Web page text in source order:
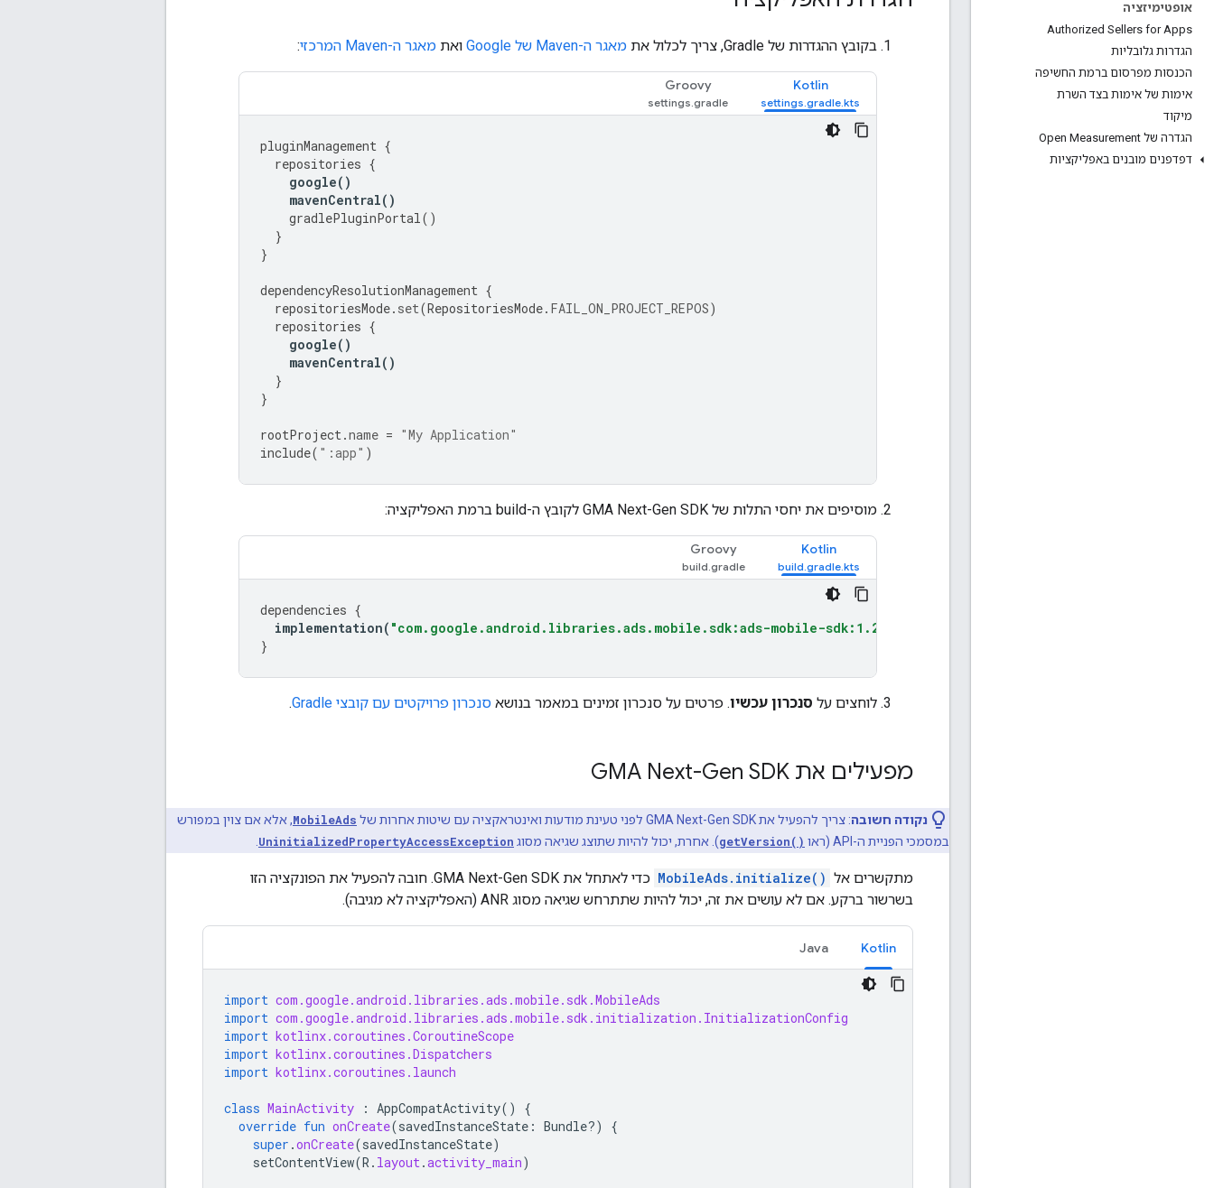
אופטימיזציה
Authorized Sellers for Apps
הגדרות גלובליות
הכנסות מפרסום ברמת החשיפה
אימות של אימות בצד השרת
מיקוד
הגדרה של Open Measurement
דפדפנים מובנים באפליקציות
בקובץ ההגדרות של Gradle, צריך לכלול את מאגר ה-Maven של Google ואת מאגר ה-Maven המרכזי :
Kotlin
Groovy
pluginManagement {
repositories {
google()
mavenCentral()
gradlePluginPortal()
}
}
dependencyResolutionManagement {
repositoriesMode. set(RepositoriesMode. FAIL_ON_PROJECT_REPOS)
repositories {
google()
mavenCentral()
}
}
rootProject.name = "My Application"
include( ":app" )
מוסיפים את יחסי התלות של GMA Next-Gen SDK לקובץ ה-build ברמת האפליקציה:
Kotlin
Groovy
dependencies {
implementation( "com.google.android.libraries.ads.mobile.sdk:ads-mobile-sdk:1.2.1"
}
לוחצים על סנכרון עכשיו. פרטים על סנכרון זמינים במאמר בנושא סנכרון פרויקטים עם קובצי Gradle .
מפעילים את GMA Next-Gen SDK
נקודה חשובה: צריך להפעיל אתGMA Next-Gen SDK לפני טעינת מודעות ואינטראקציה עם שיטות אחרות של MobileAds, אלא אם צוין במפורש
במסמכי הפניית ה-API (ראו
getVersion()). אחרת, יכול להיות שתוצג שגיאה מסוג UninitializedPropertyAccessException
מתקשרים אל MobileAds.initialize() כדי לאתחל את GMA Next-Gen SDK. חובה להפעיל את הפונקציה הזו
בשרשור ברקע. אם לא עושים את זה, יכול להיות שתתרחש שגיאה מסוג ANR (האפליקציה לא מגיבה).
Kotlin
Java
import com.google.android.libraries.ads.mobile.sdk.MobileAds
import com.google.android.libraries.ads.mobile.sdk.initialization.InitializationConfig
import kotlinx.coroutines.CoroutineScope
import kotlinx.coroutines.Dispatchers
import kotlinx.coroutines.launch
class MainActivity : AppCompatActivity()
{
override fun onCreate(savedInstanceState : Bundle?)
{
super .onCreate(savedInstanceState)
setContentView(R . layout.activity_main)